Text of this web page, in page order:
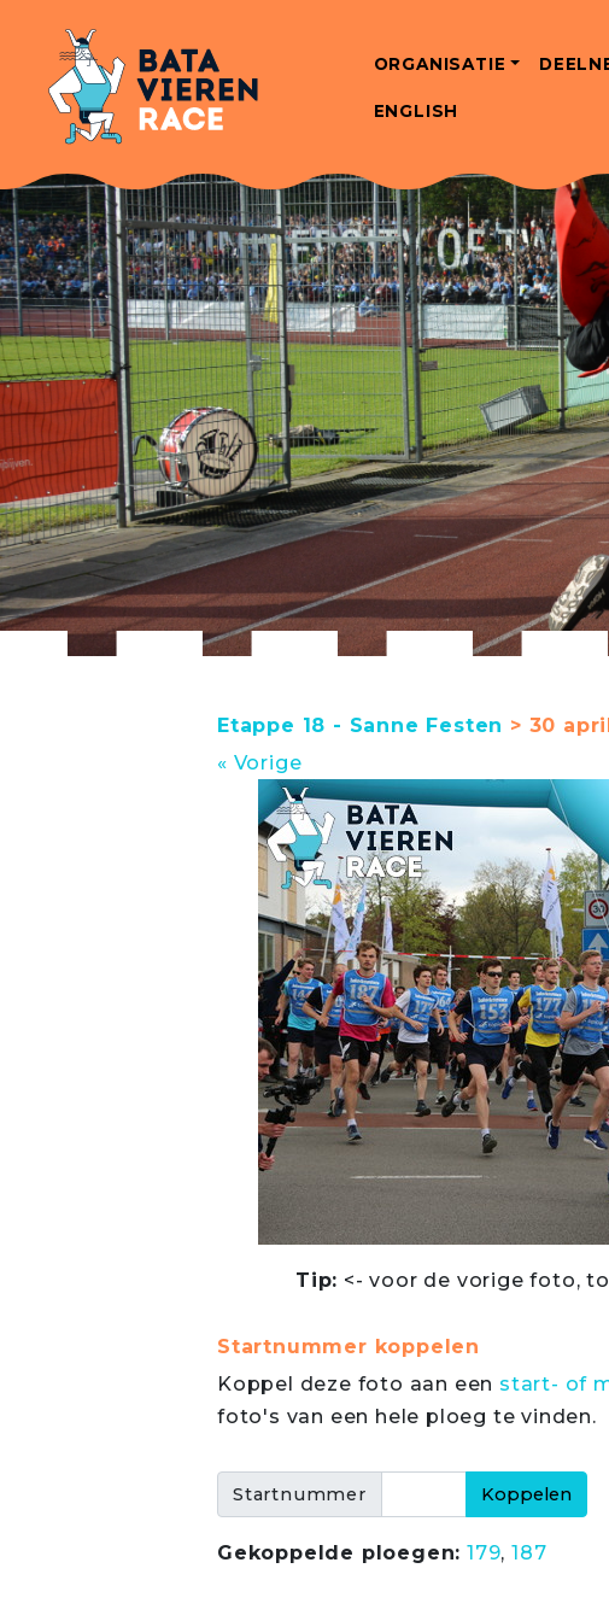
ORGANISATIE
ENGLISH
Etappe 18 - Sanne Festen > 30
« Vorige
Tip: <- voor de vorige foto,
Startnummer koppelen
Koppel deze foto aan een start- of
foto's van een hele ploeg te vinden.
Startnummer
Gekoppelde ploegen: 179,187